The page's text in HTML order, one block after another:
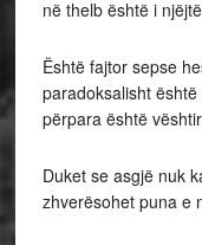
në thelb është i
Është fajtor sepse
paradoksalisht
përpara është
Duket se asgjë nuk
zhverësohet puna e